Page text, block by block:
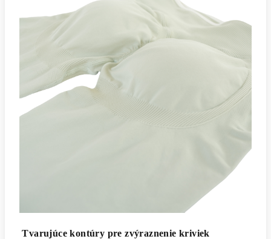
Tvarujúce kontúry pre zvýraznenie kriviek